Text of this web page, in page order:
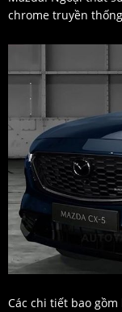
chrome truyền
Các chi tiết bao